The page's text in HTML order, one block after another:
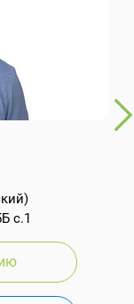
с.1